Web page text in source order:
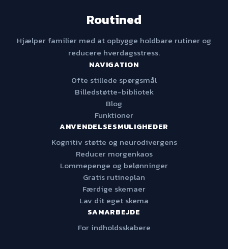
Routined
Hjælper familier med at opbygge holdbare rutiner og
reducere hverdagsstress.
NAVIGATION
Ofte stillede spørgsmål
Billedstøtte-bibliotek
Blog
Funktioner
ANVENDELSESMULIGHEDER
Kognitiv støtte og neurodivergens
Reducer morgenkaos
Lommepenge og belønninger
Gratis rutineplan
Færdige skemaer
Lav dit eget skema
SAMARBEJDE
For indholdsskabere